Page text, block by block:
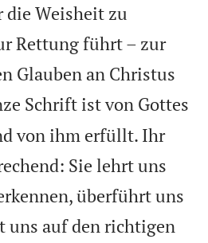
die Weisheit zu
Rettung führt – zur
Glauben an Christus
Schrift ist von Gottes
von ihm erfüllt. Ihr
Sie lehrt uns
überführt uns
uns auf den richtigen